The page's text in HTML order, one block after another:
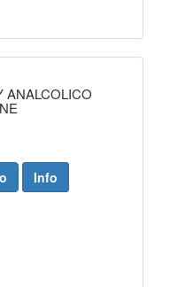
ANALCOLICO
Info